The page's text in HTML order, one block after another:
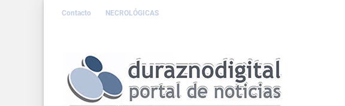
Contacto NECROLÓGICAS